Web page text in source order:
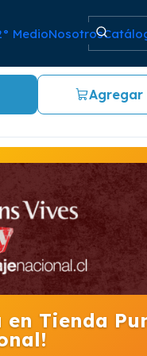
MedioNosotros
Agregar
en Tienda